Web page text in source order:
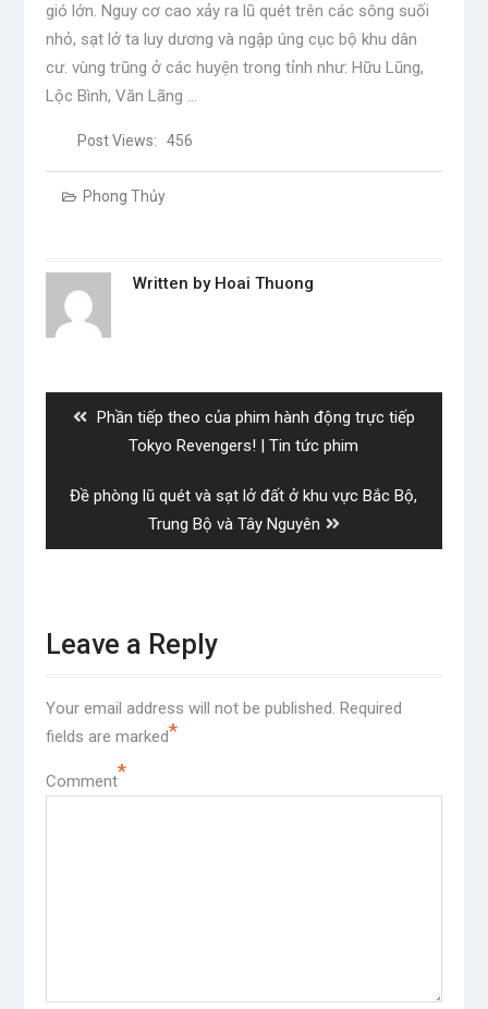
gió lớn. Nguy cơ cao xảy ra lũ quét trên các sông suối
nhỏ, sạt lở ta luy dương và ngập úng cục bộ khu dân
cư. vùng trũng ở các huyện trong tỉnh như: Hữu Lũng,
Lộc Bình, Văn Lãng …
Post Views: 456
Phong Thủy
Written by Hoai Thuong
Previous
post:
Phần tiếp theo của phim hành động trực tiếp
Tokyo Revengers! | Tin tức phim
Next
Đề phòng lũ quét và sạt lở đất ở khu vực Bắc Bộ,
Trung Bộ và Tây Nguyên
Leave a Reply
Your email address will not be published. Required
fields are marked*
Comment*